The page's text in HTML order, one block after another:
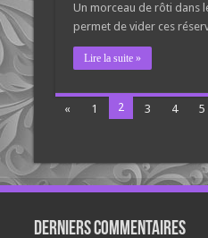
Un morceau de rôti dans
permet de vider ces
Lire la suite »
« 1 2 3 4 5
Derniers Commentaires